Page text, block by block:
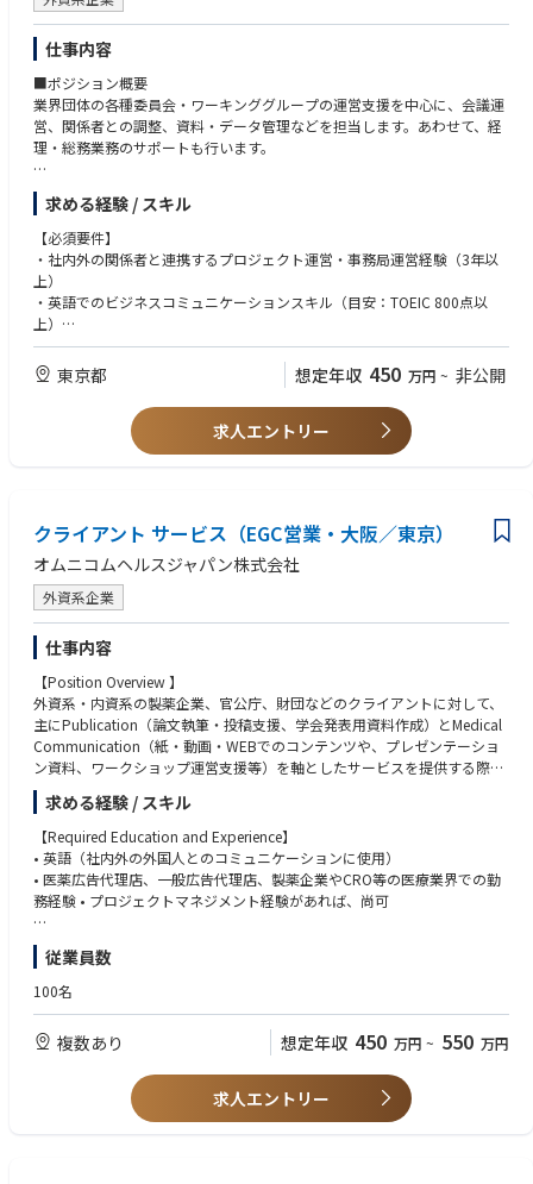
仕事内容
■ポジション概要
業界団体の各種委員会・ワーキンググループの運営支援を中心に、会議運
営、関係者との調整、資料・データ管理などを担当します。あわせて、経
理・総務業務のサポートも行います。
■主な業務内容
・委員会・会議・イベントの運営サポート（会議調整、議事録作成、参加
者対応等）
・スケジュール管理、進捗管理、関係者との連絡調整
・各種資料・文書・データベース・Webサイトの管理・更新
・調査・アンケートの実施および集計
・セミナー・ワークショップ・業界イベント運営支援
・経理業務（請求・支払処理、会計データ入力、入金管理等）の補助
・総務業務（社内イベント運営、備品管理、電話対応等）の補助
求める経験 / スキル
【必須要件】
・社内外の関係者と連携するプロジェクト運営・事務局運営経験（3年以
上）
・英語でのビジネスコミュニケーションスキル（目安：TOEIC 800点以
上）
・技術分野への関心があり、積極的に学習できる方
【歓迎要件】
・秘書・アシスタント経験
・経理業務経験（請求・入金管理等）
・技術文書・各種資料作成経験
・複数の業務を計画的かつ正確に進められる方
・細部まで丁寧に対応し、業務品質の向上に取り組める方
・ITツールを活用した業務効率化に前向きな方
・主体的に課題を発見し、改善提案・実行ができる方
【歓迎する経験・スキル】
・プロジェクトマネジメント
・文書・データ管理
・イベント・セミナー運営
・業界団体・非営利団体での業務経験
東京都 想定年収 450 万円 ~ 非公開
求人エントリー
クライアント サービス（EGC営業・大阪／東京）
オムニコムヘルスジャパン株式会社
外資系企業
仕事内容
【Position Overview 】
外資系・内資系の製薬企業、官公庁、財団などのクライアントに対して、
主にPublication（論文執筆・投稿支援、学会発表用資料作成）とMedical
Communication（紙・動画・WEBでのコンテンツや、プレゼンテーショ
ン資料、ワークショップ運営支援等）を軸としたサービスを提供する際
の、「司令塔」となるポジションです。
製薬企業内でも特に研究開発部門やメディカルアフェアーズ部門とのコミ
ュニケーションが中心となります。Publication においては、大手製薬企
業4社でPreferred Venderとなっており、業界内でも一定の評価を受けてい
ます。
最終的には目標となる売り上げを達成することが最大のミッションとなり
ますが、そこに至るための社内外との円滑なコミュニケーション、コスト
題発見と解決手段の提案など、総合的なビジネススキルが求められます。
単に売り上げを求めるのではなく、クライアントの戦略を実現するために
不可欠なパートナーとして信頼を勝ち取ることが大変重要です。
クライアントである製薬企業と、医療従事者や患者さんを正しい医療情報
アントサービスが非常に重要なポジションであることは言うまでもありま
求める経験 / スキル
【Required Education and Experience】
• 英語（社内外の外国人とのコミュニケーションに使用）
• 医薬広告代理店、一般広告代理店、製薬企業やCRO等の医療業界での勤
務経験 • プロジェクトマネジメント経験があれば、尚可
【Key Competencies】
• リーダーシップ
• プロジェクトマネジメントスキル
• 情報収集、課題発見能力
・利益の管理、分析能力
従業員数
100名
複数あり 想定年収 450 万円 ~ 550 万円
求人エントリー